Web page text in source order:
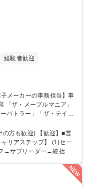
経験者歓迎
バトラー」「ザ・テイラ
社にて、オリジナル菓子
外) ■商品のマスター登
付業務 ■契約書管理業務
の方も歓迎) 【歓迎】■営
→サブリーダー→統括リ
ゃいます。年3回の面談
ていただき、会社として